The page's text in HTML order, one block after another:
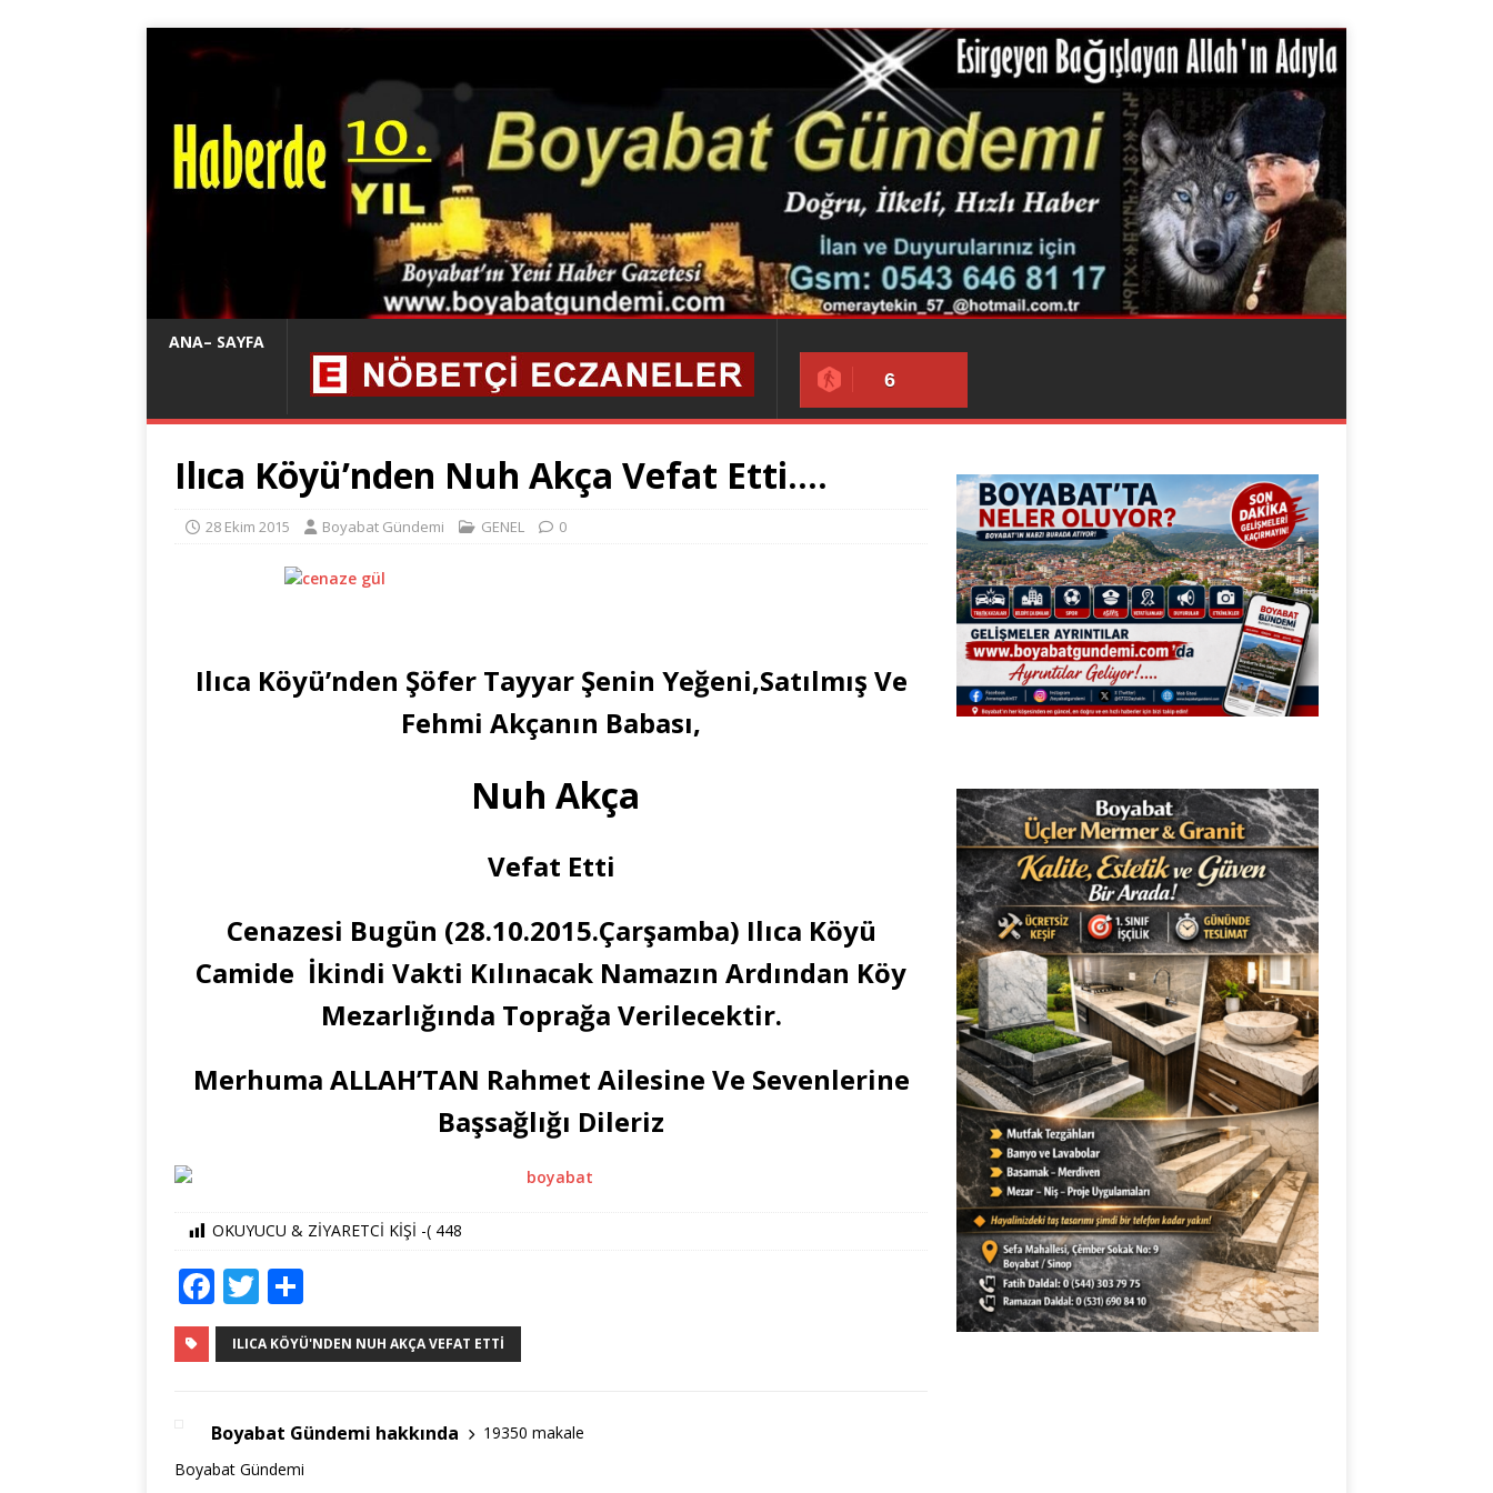
ANA– SAYFA
6
Ilıca Köyü’nden Nuh Akça Vefat Etti….
28 Ekim 2015 Boyabat Gündemi GENEL 0
Ilıca Köyü’nden Şöfer Tayyar Şenin Yeğeni,Satılmış Ve
Fehmi Akçanın Babası,
Nuh Akça
Vefat Etti
Cenazesi Bugün (28.10.2015.Çarşamba) Ilıca Köyü
Camide İkindi Vakti Kılınacak Namazın Ardından Köy
Mezarlığında Toprağa Verilecektir.
Merhuma ALLAH’TAN Rahmet Ailesine Ve Sevenlerine
Başsağlığı Dileriz
OKUYUCU & ZİYARETCİ KİŞİ -( 448
F
a
c
b
o
T
w
it
r
h
ar
ILICA KÖYÜ'NDEN NUH AKÇA VEFAT ETTI
Boyabat Gündemi hakkında
19350 makale
Boyabat Gündemi